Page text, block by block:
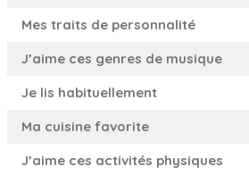
Mes traits de personnalité
J’aime ces genres de musique
Je lis habituellement
Ma cuisine favorite
J’aime ces activités physiques